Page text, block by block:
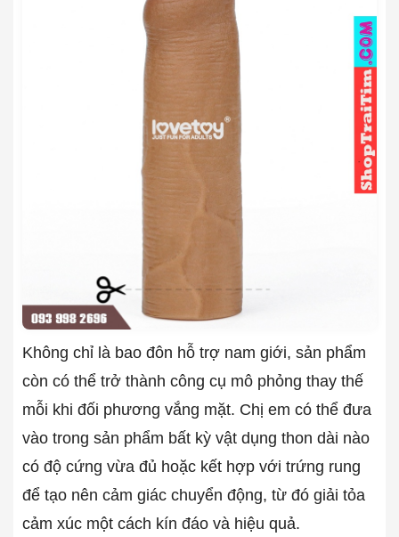
Không chỉ là bao đôn hỗ trợ nam giới, sản phẩm
còn có thể trở thành công cụ mô phỏng thay thế
mỗi khi đối phương vắng mặt. Chị em có thể đưa
vào trong sản phẩm bất kỳ vật dụng thon dài nào
có độ cứng vừa đủ hoặc kết hợp với trứng rung
để tạo nên cảm giác chuyển động, từ đó giải tỏa
cảm xúc một cách kín đáo và hiệu quả.